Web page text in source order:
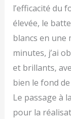
l’efficacité du
élevée, le
blancs en une
minutes, j’ai
et brillants,
bien le fond
Le passage à
pour la